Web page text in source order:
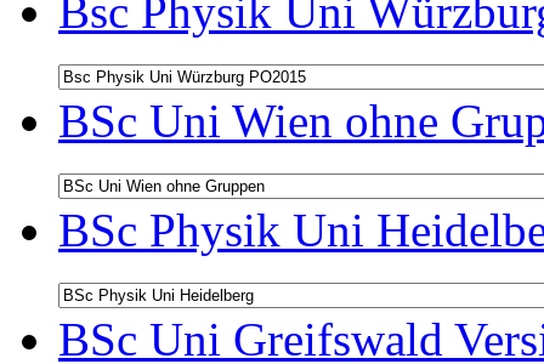
Bsc Physik Uni
BSc Uni Wien ohne
BSc Physik Uni
BSc Uni Greifswald